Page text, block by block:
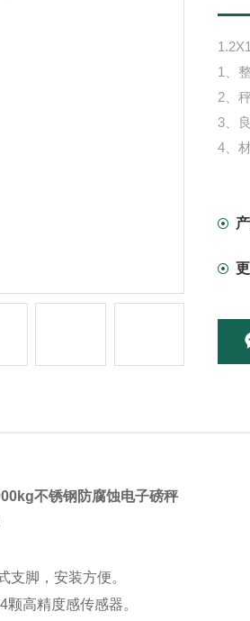
1、
2、
3、
4、
不锈钢防腐蚀电子磅秤
支脚，安装方便。
高精度感传感器。